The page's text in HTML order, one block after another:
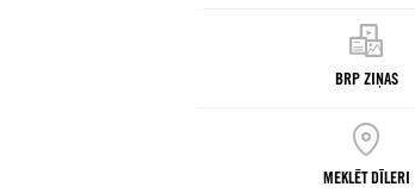
BRP ZIŅAS
MEKLĒT DĪLERI